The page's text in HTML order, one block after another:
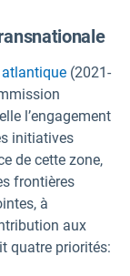
atlantique (2021-
l’engagement
initiatives
de cette zone,
frontières
à
aux
quatre priorités: